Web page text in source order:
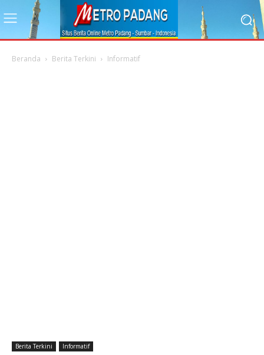
Beranda Berita Terkini Informatif
Berita Terkini Informatif